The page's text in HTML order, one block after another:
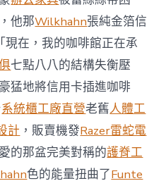
億
嵐
辦
公
室
設
計
DT
踢
友
誼
賽〉
他那Wilkhahn張純金箔信
現在，我的咖啡館正在承
七點八八的結構失衡壓
猛地將信用卡插進咖啡
系統櫃工廠直營老舊人體工
計 ，販賣機發Razer雷蛇電
的那盆完美對稱的護脊工
色的能量扭曲了Funte